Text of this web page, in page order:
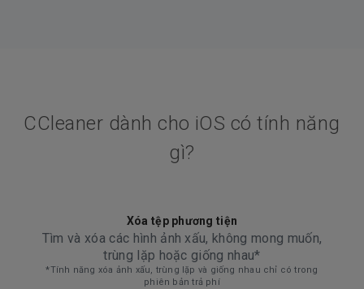
CCleaner dành cho iOS có tính năng
gì?
Xóa tệp phương tiện
Tìm và xóa các hình ảnh xấu, không mong muốn,
trùng lặp hoặc giống nhau*
*Tính năng xóa ảnh xấu, trùng lặp và giống nhau chỉ có trong
phiên bản trả phí